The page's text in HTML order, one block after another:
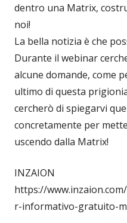
dentro una Matrix,
noi!
La bella notizia è che
Durante il webinar
alcune domande, come
ultimo di questa
cercherò di spiegarvi
concretamente per
uscendo dalla Matrix!
INZAION
https://
r-informativo-gratuito-